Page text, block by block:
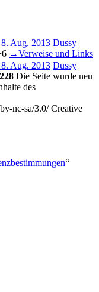
Aug. 2013 Dussy
→Verweise und Links
Aug. 2013 Dussy
Die Seite wurde neu
des
nc-sa/3.0/ Creative
“